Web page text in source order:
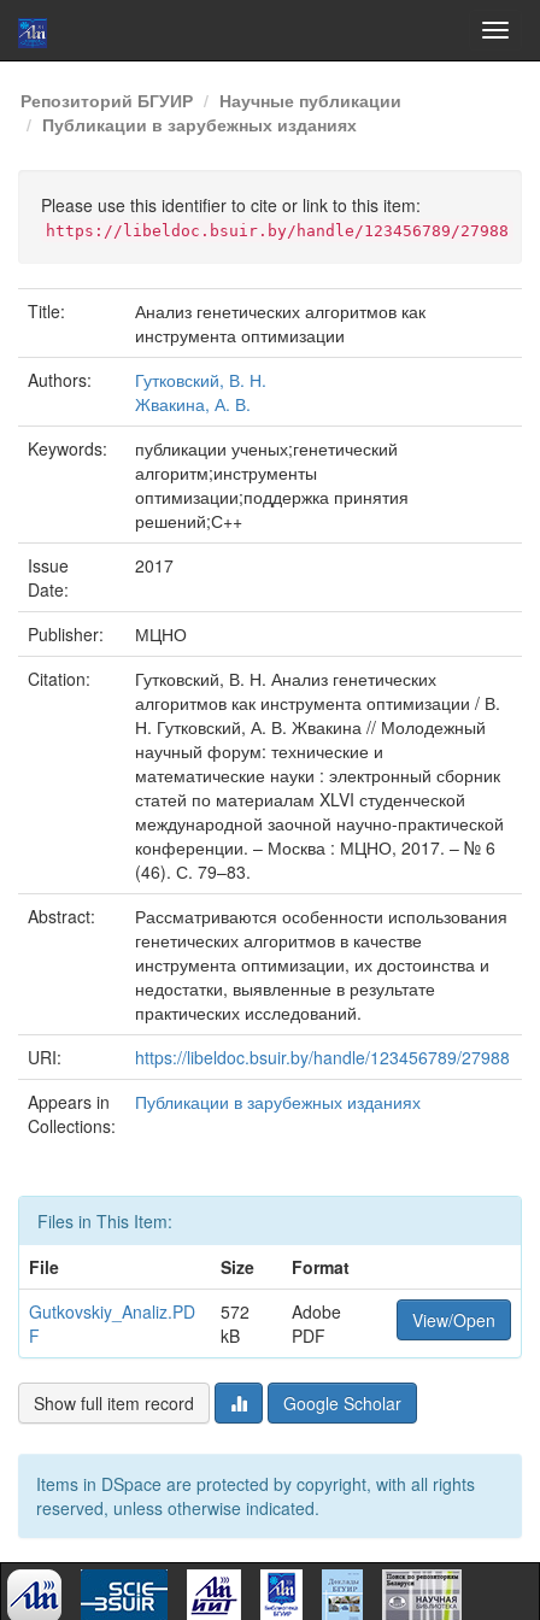
Skip
navigation
Репозиторий БГУИР
Научные публикации
Публикации в зарубежных изданиях
Please use this identifier to cite or link to this item:
https://libeldoc.bsuir.by/handle/123456789/27988
Title:
Анализ генетических алгоритмов как
инструмента оптимизации
Authors:
Гутковский, В. Н.
Жвакина, А. В.
Keywords:
публикации ученых;генетический
алгоритм;инструменты
оптимизации;поддержка принятия
решений;С++
Issue
Date:
2017
Publisher:
МЦНО
Citation:
Гутковский, В. Н. Анализ генетических
алгоритмов как инструмента оптимизации / В.
Н. Гутковский, А. В. Жвакина // Молодежный
научный форум: технические и
математические науки : электронный сборник
статей по материалам XLVI студенческой
международной заочной научно-практической
конференции. – Москва : МЦНО, 2017. – № 6
(46). С. 79–83.
Abstract:
Рассматриваются особенности использования
генетических алгоритмов в качестве
инструмента оптимизации, их достоинства и
недостатки, выявленные в результате
практических исследований.
URI:
https://libeldoc.bsuir.by/handle/123456789/27988
Appears in
Collections:
Публикации в зарубежных изданиях
Files in This Item:
File
Size
Format
Gutkovskiy_Analiz.PD
F
572
kB
Adobe
PDF
View/Open
Show full item record Google Scholar
Items in DSpace are protected by copyright, with all rights
reserved, unless otherwise indicated.